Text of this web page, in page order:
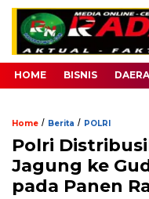
HOME BISNIS
Home / Berita / POLRI
Polri
Jagung ke
pada Panen